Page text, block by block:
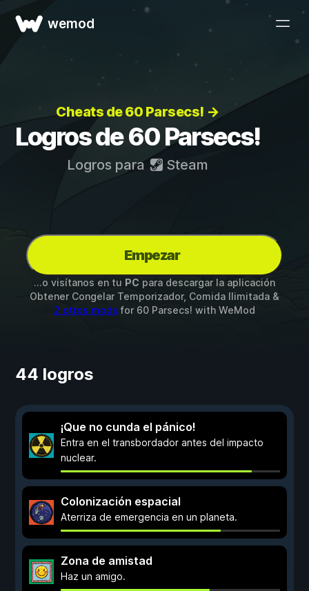
wemod
Cheats de 60 Parsecs! →
Logros de 60 Parsecs!
Logros para Steam
Empezar
...o visítanos en tu PC para descargar la aplicación
Obtener Congelar Temporizador, Comida Ilimitada &
2 otros mods for 60 Parsecs! with WeMod
44 logros
¡Que no cunda el pánico!
Entra en el transbordador antes del impacto
nuclear.
Colonización espacial
Aterriza de emergencia en un planeta.
Zona de amistad
Haz un amigo.